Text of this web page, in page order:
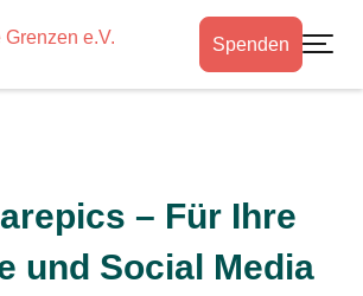
Spenden
– Für Ihre
und Social Media